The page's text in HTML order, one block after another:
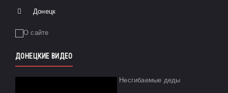
Донецк
ДОНЕЦКИЕ ВИДЕО
Несгибаемые деды